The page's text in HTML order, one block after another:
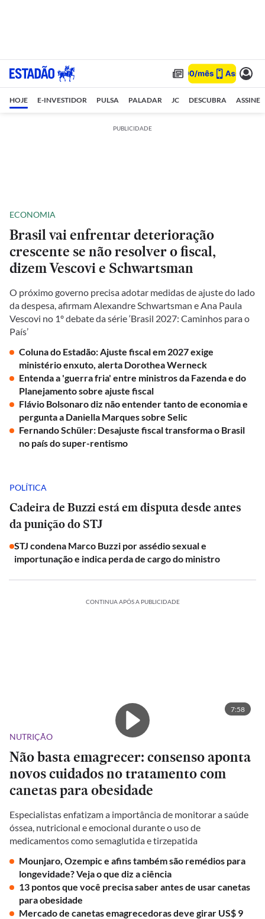
HOJE E-INVESTIDOR PULSA PALADAR JC DESCUBRA ASSINE
PUBLICIDADE
ECONOMIA
Brasil vai enfrentar deterioração
crescente se não resolver o fiscal,
dizem Vescovi e Schwartsman
O próximo governo precisa adotar medidas de ajuste do lado
da despesa, afirmam Alexandre Schwartsman e Ana Paula
Vescovi no 1º debate da série ‘Brasil 2027: Caminhos para o
País’
Coluna do Estadão: Ajuste fiscal em 2027 exige
ministério enxuto, alerta Dorothea Werneck
Entenda a 'guerra fria' entre ministros da Fazenda e do
Planejamento sobre ajuste fiscal
Flávio Bolsonaro diz não entender tanto de economia e
pergunta a Daniella Marques sobre Selic
Fernando Schüler: Desajuste fiscal transforma o Brasil
no país do super-rentismo
POLÍTICA
Cadeira de Buzzi está em disputa desde antes
da punição do STJ
STJ condena Marco Buzzi por assédio sexual e
importunação e indica perda de cargo do ministro
CONTINUA APÓS A PUBLICIDADE
7:58
NUTRIÇÃO
Não basta emagrecer: consenso aponta
novos cuidados no tratamento com
canetas para obesidade
Especialistas enfatizam a importância de monitorar a saúde
óssea, nutricional e emocional durante o uso de
medicamentos como semaglutida e tirzepatida
Mounjaro, Ozempic e afins também são remédios para
longevidade? Veja o que diz a ciência
13 pontos que você precisa saber antes de usar canetas
para obesidade
Mercado de canetas emagrecedoras deve girar US$ 9